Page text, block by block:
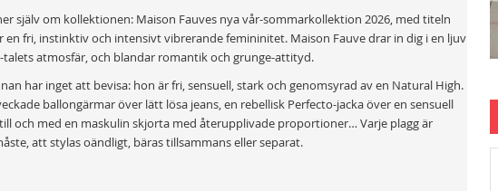
själv om kollektionen: Maison Fauves nya vår-sommarkollektion 2026, med titeln
en fri, instinktiv och intensivt vibrerande femininitet. Maison Fauve drar in dig i en ljuv
talets atmosfär, och blandar romantik och grunge-attityd.
har inget att bevisa: hon är fri, sensuell, stark och genomsyrad av en Natural High.
ballongärmar över lätt lösa jeans, en rebellisk Perfecto-jacka över en sensuell
och med en maskulin skjorta med återupplivade proportioner… Varje plagg är
att stylas oändligt, bäras tillsammans eller separat.